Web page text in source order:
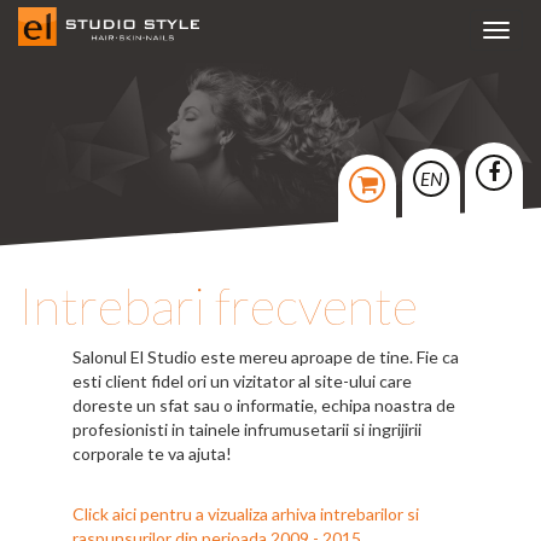
EN
Intrebari frecvente
Salonul El Studio este mereu aproape de tine. Fie ca
esti client fidel ori un vizitator al site-ului care
doreste un sfat sau o informatie, echipa noastra de
profesionisti in tainele infrumusetarii si ingrijirii
corporale te va ajuta!
Click aici pentru a vizualiza arhiva intrebarilor si